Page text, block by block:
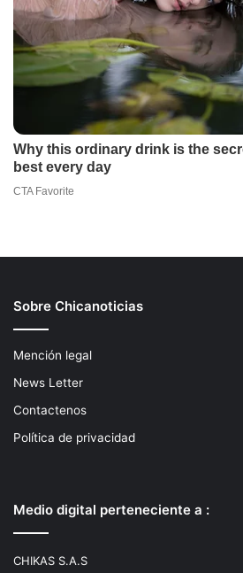
Sobre Chicanoticias
Mención legal
News Letter
Contactenos
Política de privacidad
Medio digital perteneciente a :
CHIKAS S.A.S